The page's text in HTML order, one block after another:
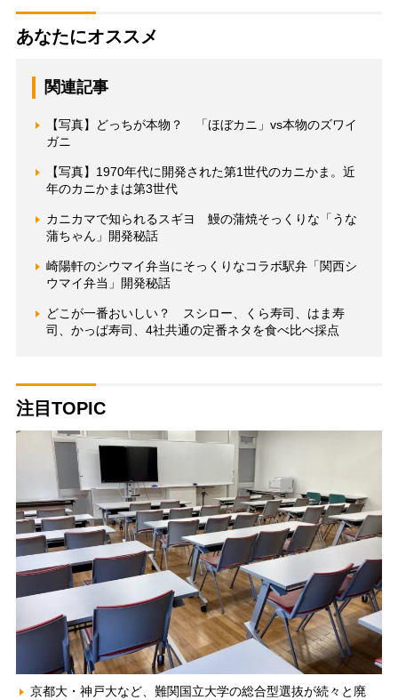
あなたにオススメ
関連記事
【写真】どっちが本物？ 「ほぼカニ」vs本物のズワイ
ガニ
【写真】1970年代に開発された第1世代のカニかま。近
年のカニかまは第3世代
カニカマで知られるスギヨ 鰻の蒲焼そっくりな「うな
蒲ちゃん」開発秘話
崎陽軒のシウマイ弁当にそっくりなコラボ駅弁「関西シ
ウマイ弁当」開発秘話
どこが一番おいしい？ スシロー、くら寿司、はま寿
司、かっぱ寿司、4社共通の定番ネタを食べ比べ採点
注目TOPIC
京都大・神戸大など、難関国立大学の総合型選抜が続々と廃